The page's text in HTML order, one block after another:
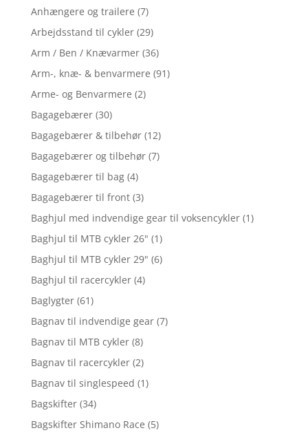
Anhængere og trailere (7)
Arbejdsstand til cykler (29)
Arm / Ben / Knævarmer (36)
Arm-, knæ- & benvarmere (91)
Arme- og Benvarmere (2)
Bagagebærer (30)
Bagagebærer & tilbehør (12)
Bagagebærer og tilbehør (7)
Bagagebærer til bag (4)
Bagagebærer til front (3)
Baghjul med indvendige gear til voksencykler (1)
Baghjul til MTB cykler 26" (1)
Baghjul til MTB cykler 29" (6)
Baghjul til racercykler (4)
Baglygter (61)
Bagnav til indvendige gear (7)
Bagnav til MTB cykler (8)
Bagnav til racercykler (2)
Bagnav til singlespeed (1)
Bagskifter (34)
Bagskifter Shimano Race (5)